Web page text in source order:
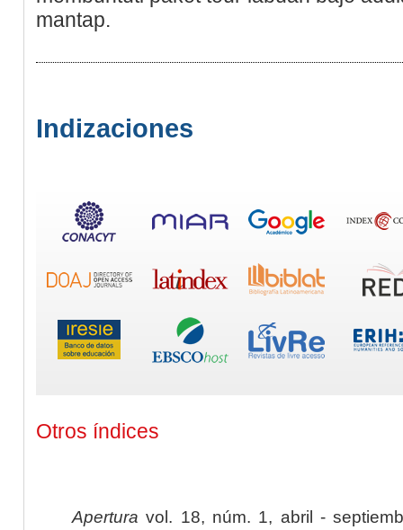
mantap.
Indizaciones
Otros índices
Apertura vol. 18, núm. 1, abril -